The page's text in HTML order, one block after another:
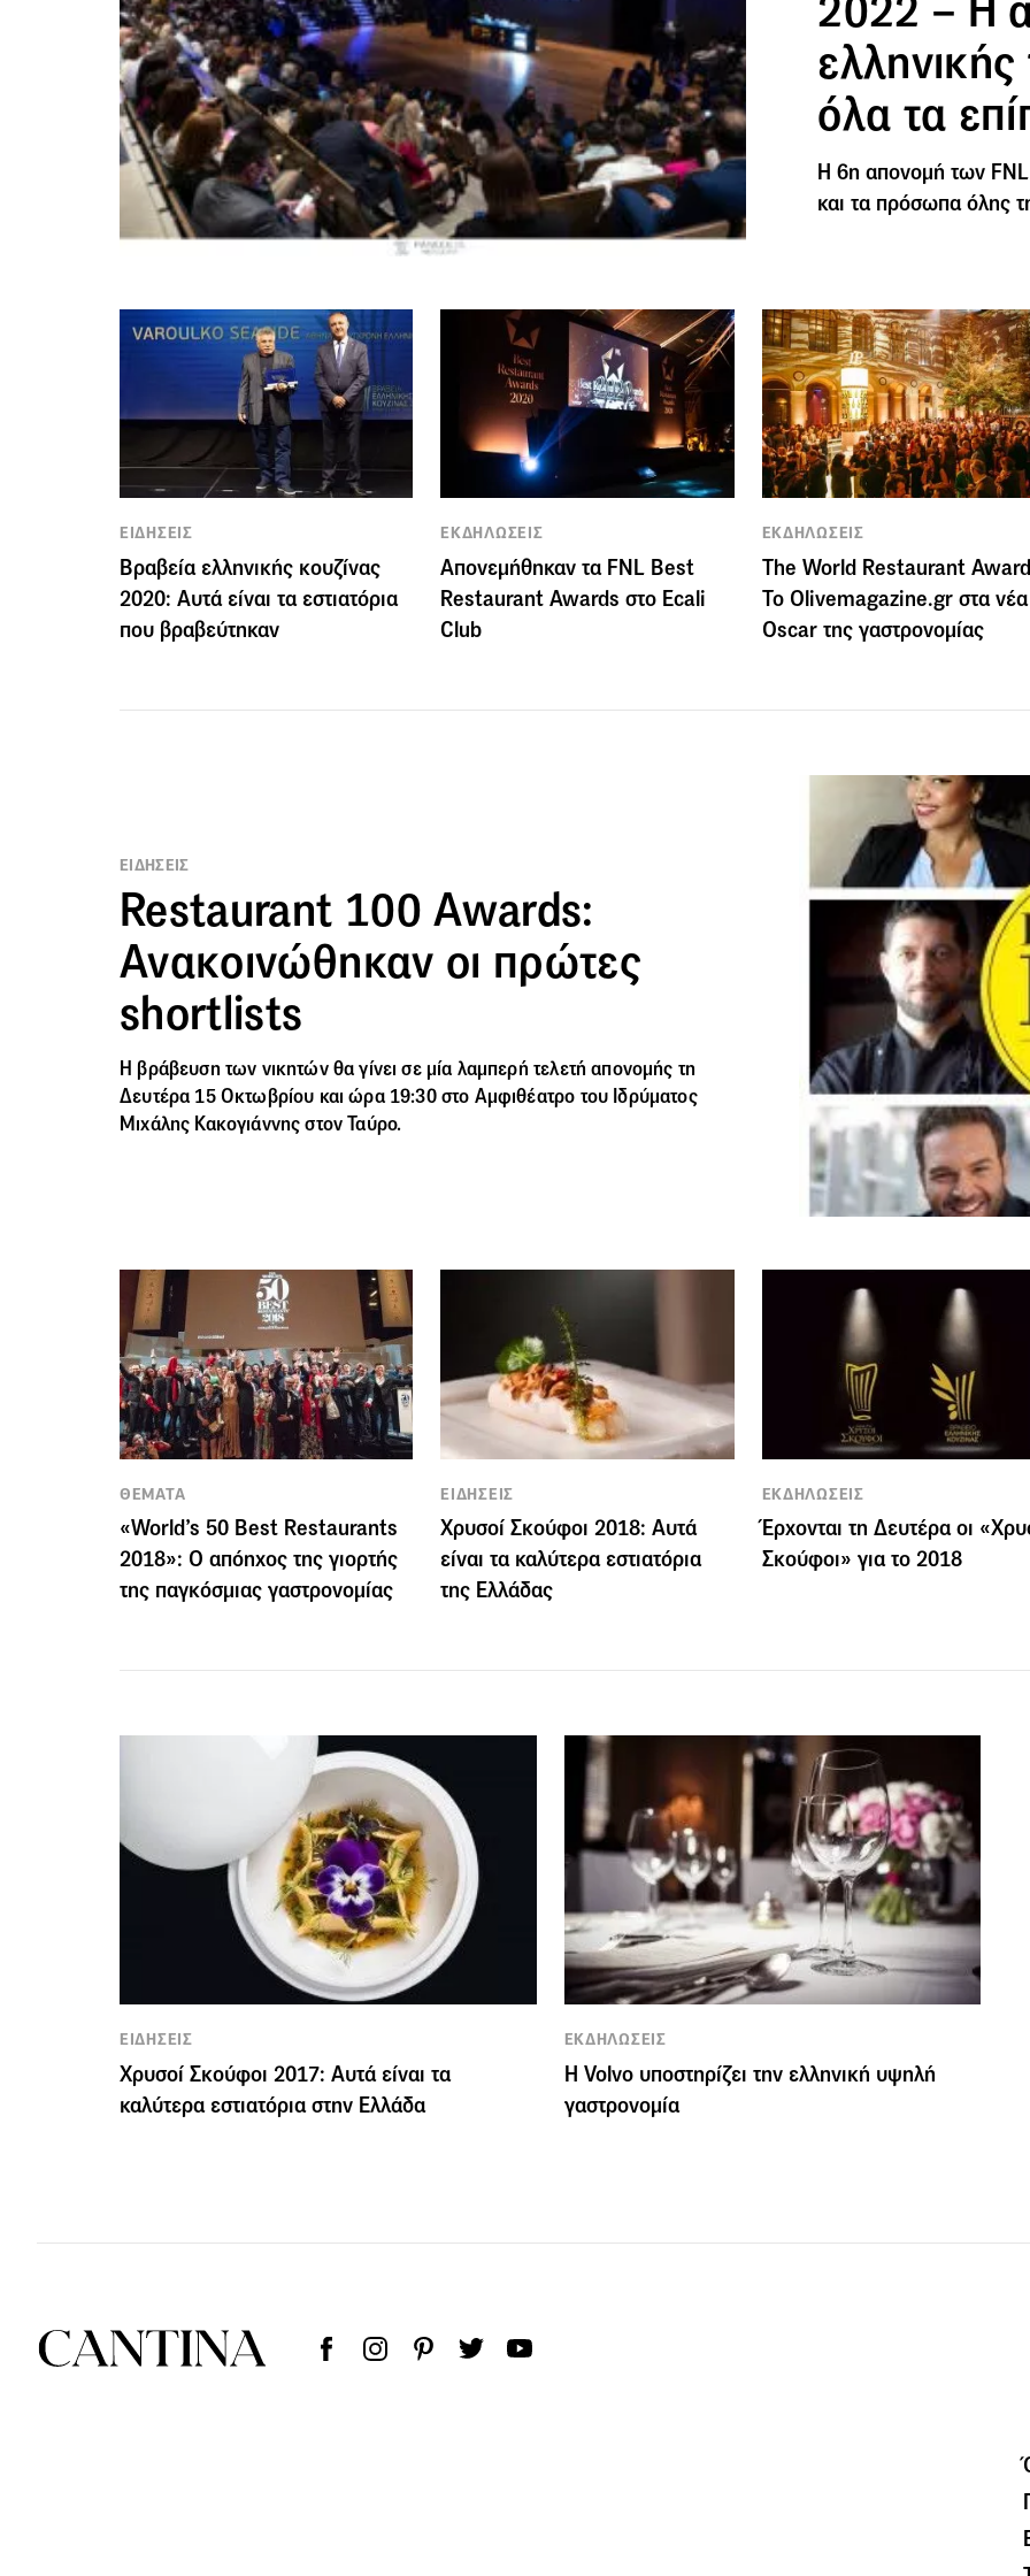
όλα τα
Η 6η απονομή των
και τα πρόσωπα όλης
ΕΙΔΗΣΕΙΣ
Βραβεία ελληνικής κουζίνας
2020: Αυτά είναι τα εστιατόρια
που βραβεύτηκαν
ΕΚΔΗΛΩΣΕΙΣ
Απονεμήθηκαν τα FNL Best
Restaurant Awards στο Ecali
Club
ΕΚΔΗΛΩΣΕΙΣ
The World Restaurant
Το Olivemagazine.gr στα νέα
Oscar της γαστρονομίας
ΕΙΔΗΣΕΙΣ
Restaurant 100 Awards:
Ανακοινώθηκαν οι πρώτες
shortlists
Η βράβευση των νικητών θα γίνει σε μία λαμπερή τελετή απονομής τη
Δευτέρα 15 Οκτωβρίου και ώρα 19:30 στο Αμφιθέατρο του Ιδρύματος
Μιχάλης Κακογιάννης στον Ταύρο.
ΘΕΜΑΤΑ
«World’s 50 Βest Restaurants
2018»: Ο απόηχος της γιορτής
της παγκόσμιας γαστρονομίας
ΕΙΔΗΣΕΙΣ
Χρυσοί Σκούφοι 2018: Αυτά
είναι τα καλύτερα εστιατόρια
της Ελλάδας
ΕΚΔΗΛΩΣΕΙΣ
Έρχονται τη Δευτέρα οι
Σκούφοι» για το 2018
ΕΙΔΗΣΕΙΣ
Χρυσοί Σκούφοι 2017: Αυτά είναι τα
καλύτερα εστιατόρια στην Ελλάδα
ΕΚΔΗΛΩΣΕΙΣ
H Volvo υποστηρίζει την ελληνική υψηλή
γαστρονομία